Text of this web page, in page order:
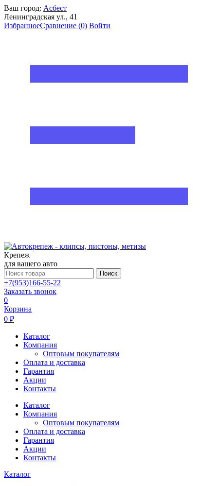
Ваш город: Асбест
Ленинградская ул., 41
ИзбранноеСравнение (0) Войти
Крепеж
для вашего авто
Поиск
+7(953)166-55-22
Заказать звонок
0
Корзина
0 ₽
Каталог
Компания
Оптовым покупателям
Оплата и доставка
Гарантия
Акции
Контакты
Каталог
Компания
Оптовым покупателям
Оплата и доставка
Гарантия
Акции
Контакты
Каталог